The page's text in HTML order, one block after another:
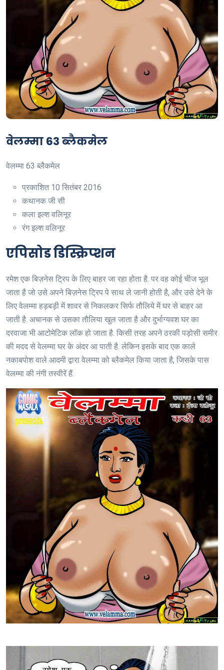
वेलम्मा 63 ब्लैकमेल
वेलम्मा 63 ब्लैकमेल
प्रकाशित 10 सितंबर 2016
कथानक जी सी
कला इल्श वलिनूर
रंगइल्श वलिनूर
एपिसोड डिस्क्रिप्शन
रमेश एक बिज़नेस ट्रिप के लिए बाहर जा रहा होता है. पर वह कोई चीज भूल
जाता है जो उसे अपने बिज़नेस ट्रिप पे साथ ले जानी होती है, और उसे देने के
लिए वेलम्मा हड़बड़ी में शावर से निकलकर सिर्फ तौलिये में घर से बाहर आ
जाती है. अचानक से उसका तौलिया खुल जाता है और दुर्भाग्यवश घर का
दरवाजा भी आटोमेटिक लॉक हो जाता है. किसी तरह अपने ठरकी पड़ोसी समीर
की मदद से वेलम्मा घर के अंदर आ पाती है. लेकिन इसके बाद एक काले
नकाबपोश वाले आदमी द्वारा वेलम्मा को ब्लैकमेल किया जाता है, जिसके पास
वेलम्मा की नंगी तस्वीरें हैं.